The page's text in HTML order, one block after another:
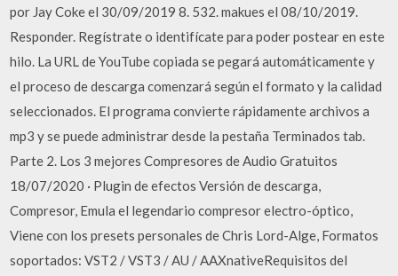
por Jay Coke el 30/09/2019 8. 532. makues el 08/10/2019.
Responder. Regístrate o identifícate para poder postear en este
hilo. La URL de YouTube copiada se pegará automáticamente y
el proceso de descarga comenzará según el formato y la calidad
seleccionados. El programa convierte rápidamente archivos a
mp3 y se puede administrar desde la pestaña Terminados tab.
Parte 2. Los 3 mejores Compresores de Audio Gratuitos
18/07/2020 · Plugin de efectos Versión de descarga,
Compresor, Emula el legendario compresor electro-óptico,
Viene con los presets personales de Chris Lord-Alge, Formatos
soportados: VST2 / VST3 / AU / AAXnativeRequisitos del